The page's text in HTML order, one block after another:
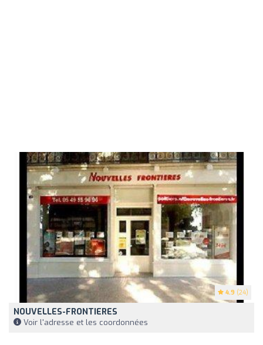
4.9 (24)
NOUVELLES-FRONTIERES
Voir l'adresse et les coordonnées